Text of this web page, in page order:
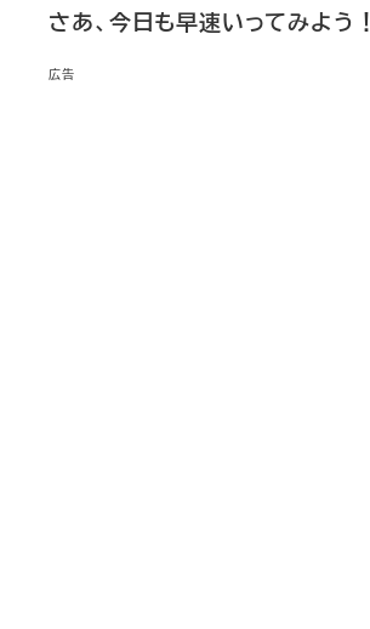
さあ、今日も早速いってみよう！
広告